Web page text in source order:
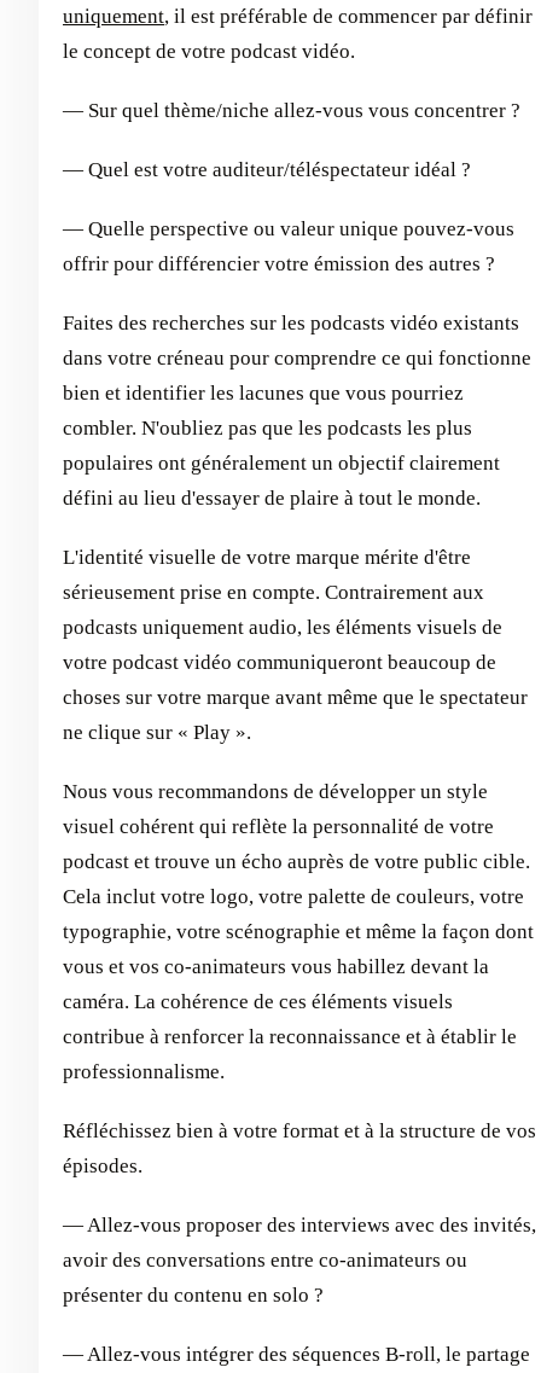
uniquement, il est préférable de commencer par définir
le concept de votre podcast vidéo.
— Sur quel thème/niche allez-vous vous concentrer ?
— Quel est votre auditeur/téléspectateur idéal ?
— Quelle perspective ou valeur unique pouvez-vous
offrir pour différencier votre émission des autres ?
Faites des recherches sur les podcasts vidéo existants
dans votre créneau pour comprendre ce qui fonctionne
bien et identifier les lacunes que vous pourriez
combler. N'oubliez pas que les podcasts les plus
populaires ont généralement un objectif clairement
défini au lieu d'essayer de plaire à tout le monde.
L'identité visuelle de votre marque mérite d'être
sérieusement prise en compte. Contrairement aux
podcasts uniquement audio, les éléments visuels de
votre podcast vidéo communiqueront beaucoup de
choses sur votre marque avant même que le spectateur
ne clique sur « Play ».
Nous vous recommandons de développer un style
visuel cohérent qui reflète la personnalité de votre
podcast et trouve un écho auprès de votre public cible.
Cela inclut votre logo, votre palette de couleurs, votre
typographie, votre scénographie et même la façon dont
vous et vos co-animateurs vous habillez devant la
caméra. La cohérence de ces éléments visuels
contribue à renforcer la reconnaissance et à établir le
professionnalisme.
Réfléchissez bien à votre format et à la structure de vos
épisodes.
— Allez-vous proposer des interviews avec des invités,
avoir des conversations entre co-animateurs ou
présenter du contenu en solo ?
— Allez-vous intégrer des séquences B-roll, le partage